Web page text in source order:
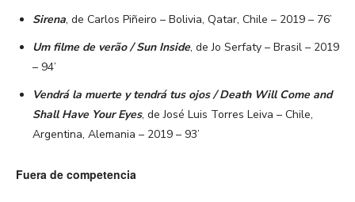
Sirena, de Carlos Piñeiro – Bolivia, Qatar, Chile – 2019 – 76’
Um filme de verão / Sun Inside, de Jo Serfaty – Brasil – 2019
– 94’
Vendrá la muerte y tendrá tus ojos / Death Will Come and
Shall Have Your Eyes, de José Luis Torres Leiva – Chile,
Argentina, Alemania – 2019 – 93’
Fuera de competencia